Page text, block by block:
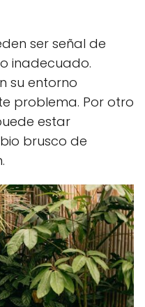
ser señal de
inadecuado.
su entorno
problema. Por otro
estar
brusco de